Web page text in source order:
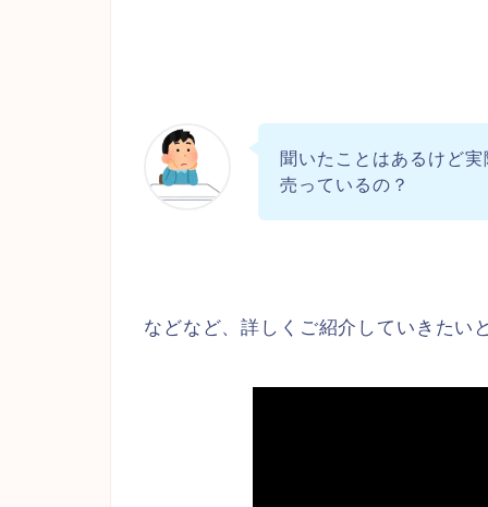
聞いたことはあるけど
売っているの？
などなど、詳しくご紹介していきたい